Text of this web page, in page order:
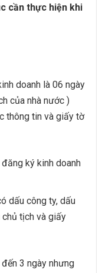
cần thực hiện khi
doanh là 06 ngày
của nhà nước )
thông tin và giấy tờ
ký kinh doanh
dấu công ty, dấu
tịch và giấy
3 ngày nhưng